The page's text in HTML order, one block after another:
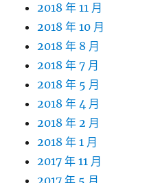
2018 年 11 月
2018 年 10 月
2018 年 8 月
2018 年 7 月
2018 年 5 月
2018 年 4 月
2018 年 2 月
2018 年 1 月
2017 年 11 月
2017 年 5 月